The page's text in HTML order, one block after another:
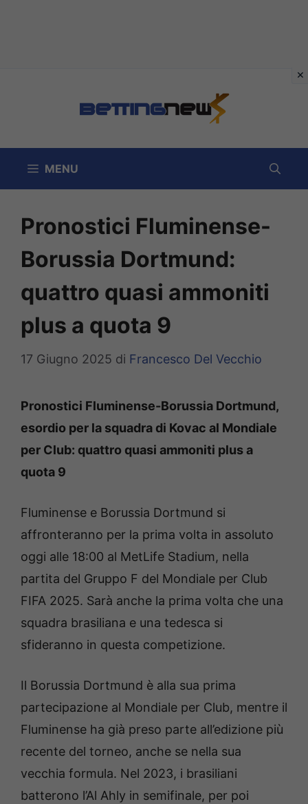
MENU
Pronostici Fluminense-
Borussia Dortmund:
quattro quasi ammoniti
plus a quota 9
17 Giugno 2025 di Francesco Del Vecchio
Pronostici Fluminense-Borussia Dortmund,
esordio per la squadra di Kovac al Mondiale
per Club: quattro quasi ammoniti plus a
quota 9
Fluminense e Borussia Dortmund si
affronteranno per la prima volta in assoluto
oggi alle 18:00 al MetLife Stadium, nella
partita del Gruppo F del Mondiale per Club
FIFA 2025. Sarà anche la prima volta che una
squadra brasiliana e una tedesca si
sfideranno in questa competizione.
Il Borussia Dortmund è alla sua prima
partecipazione al Mondiale per Club, mentre il
Fluminense ha già preso parte all’edizione più
recente del torneo, anche se nella sua
vecchia formula. Nel 2023, i brasiliani
batterono l’Al Ahly in semifinale, per poi